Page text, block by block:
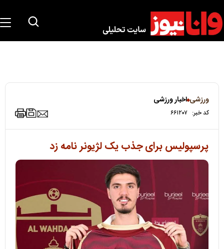
ورزشی اخبار ورزشی
کد خبر: ۶۶۱۲۰۷
پرسپولیس برای جذب یک لژیونر نامه زد